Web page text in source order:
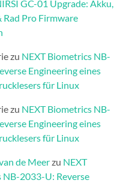
GC-01 Upgrade: Akku,
Rad Pro Firmware
zu NEXT Biometrics NB-
Engineering eines
für Linux
zu NEXT Biometrics NB-
Engineering eines
für Linux
de Meerzu NEXT
NB-2033-U: Reverse